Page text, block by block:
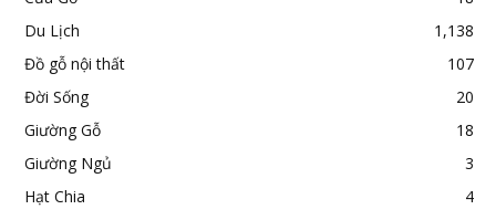
Du Lịch
1,138
Đồ gỗ nội thất
107
Đời Sống
20
Giường Gỗ
18
Giường Ngủ
3
Hạt Chia
4